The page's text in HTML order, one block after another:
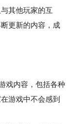
其他玩家的互
更新的内容，成
戏内容，包括各种
游戏中不会感到